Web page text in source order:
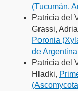
(Tucumán,
Patricia del
Grassi,
Poronia
de Argentina
Patricia del
Hladki,